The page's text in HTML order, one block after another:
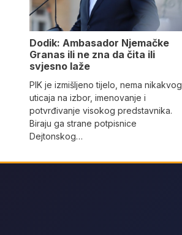
Dodik: Ambasador Njemačke
Granas ili ne zna da čita ili
svjesno laže
PIK je izmišljeno tijelo, nema nikakvog
uticaja na izbor, imenovanje i
potvrđivanje visokog predstavnika.
Biraju ga strane potpisnice
Dejtonskog…